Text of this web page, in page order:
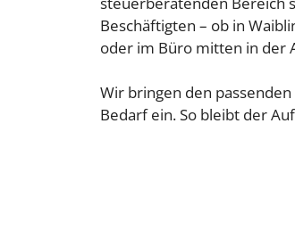
Beschäftigten – ob in
oder im Büro mitten in der
Wir bringen den
Bedarf ein. So bleibt der